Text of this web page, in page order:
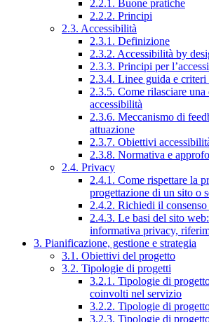
2.2.1. Buone pratiche
2.2.2. Principi
2.3. Accessibilità
2.3.1. Definizione
2.3.2. Accessibilità by
2.3.3. Principi per
2.3.4. Linee guida e criteri
2.3.5. Come rilasciare
accessibilità
2.3.6. Meccanismo di
attuazione
2.3.7. Obiettivi
2.3.8. Normativa e
2.4. Privacy
2.4.1. Come rispettare la
progettazione di un sito o
2.4.2. Richiedi il consenso
2.4.3. Le basi del sito
informativa privacy,
3. Pianificazione, gestione e strategia
3.1. Obiettivi del progetto
3.2. Tipologie di progetti
3.2.1. Tipologie di
coinvolti nel servizio
3.2.2. Tipologie di
3.2.3. Tipologie di